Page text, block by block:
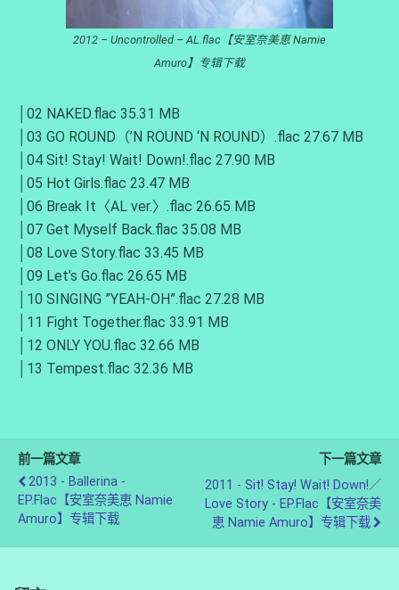
2012 – Uncontrolled – AL.flac【安室奈美恵 Namie
Amuro】专辑下载
│02 NAKED.flac 35.31 MB
│03 GO ROUND（’N ROUND ‘N ROUND）.flac 27.67 MB
│04 Sit! Stay! Wait! Down!.flac 27.90 MB
│05 Hot Girls.flac 23.47 MB
│06 Break It〈AL ver.〉.flac 26.65 MB
│07 Get Myself Back.flac 35.08 MB
│08 Love Story.flac 33.45 MB
│09 Let’s Go.flac 26.65 MB
│10 SINGING ”YEAH-OH”.flac 27.28 MB
│11 Fight Together.flac 33.91 MB
│12 ONLY YOU.flac 32.66 MB
│13 Tempest.flac 32.36 MB
前一篇文章
2013 - Ballerina -
EP.flac【安室奈美恵 Namie
Amuro】专辑下载
下一篇文章
2011 - Sit! Stay! Wait! Down!／
Love Story - EP.flac【安室奈美
恵 Namie Amuro】专辑下载